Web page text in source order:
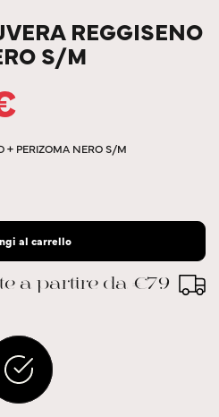
REGGISENO
S/M
+ PERIZOMA NERO S/M
al carrello
a partire da €79